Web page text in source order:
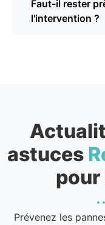
Faut-il rester
l'intervention ?
astuces
pour
Prévenez les